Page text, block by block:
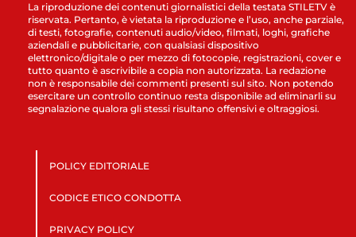
La riproduzione dei contenuti giornalistici della testata STILETV è
riservata. Pertanto, è vietata la riproduzione e l’uso, anche parziale,
di testi, fotografie, contenuti audio/video, filmati, loghi, grafiche
aziendali e pubblicitarie, con qualsiasi dispositivo
elettronico/digitale o per mezzo di fotocopie, registrazioni, cover e
tutto quanto è ascrivibile a copia non autorizzata. La redazione
non è responsabile dei commenti presenti sul sito. Non potendo
esercitare un controllo continuo resta disponibile ad eliminarli su
segnalazione qualora gli stessi risultano offensivi e oltraggiosi.
POLICY EDITORIALE
CODICE ETICO CONDOTTA
PRIVACY POLICY